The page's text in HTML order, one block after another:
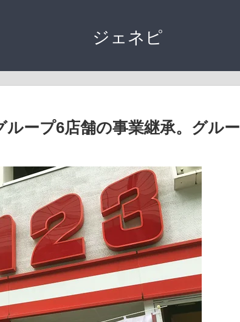
ジェネピ
ープ6店舗の事業継承。グルー